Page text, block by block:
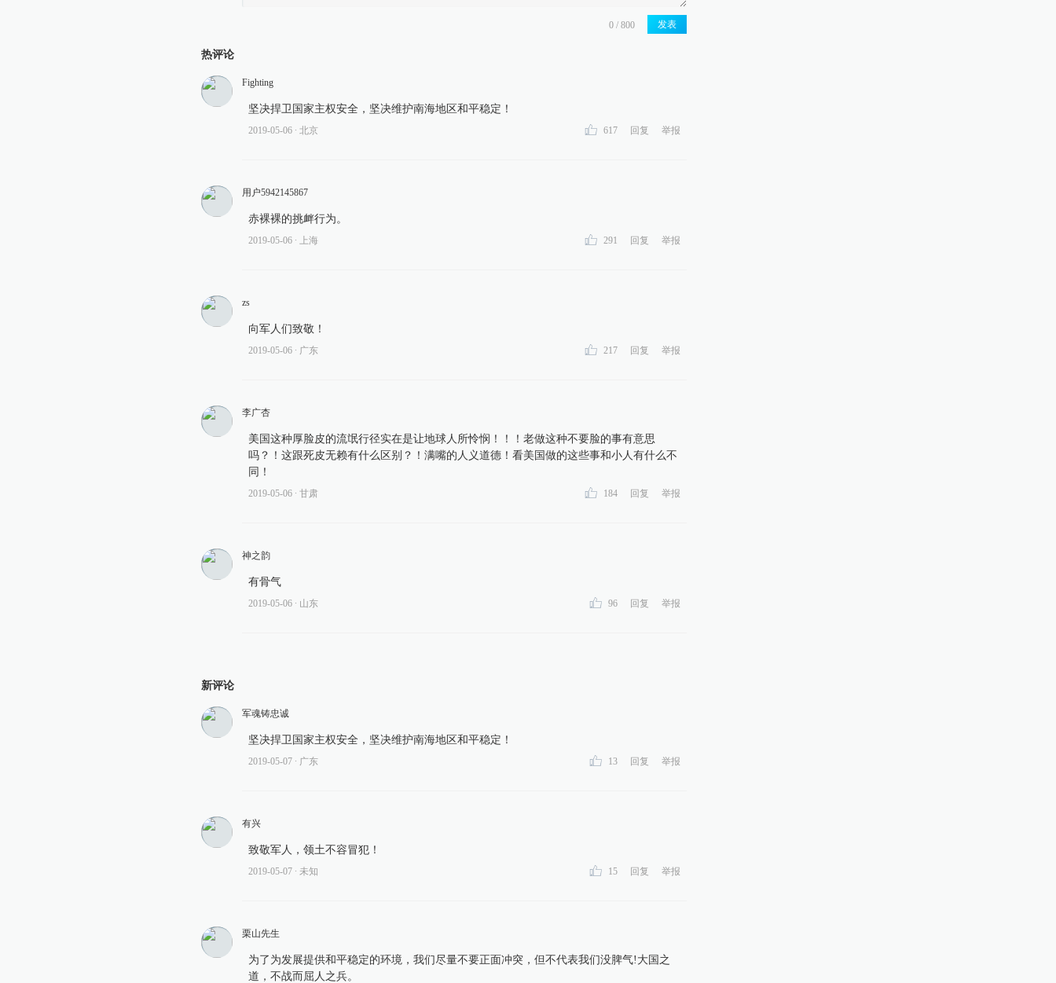
发表
热评论
Fighting
坚决捍卫国家主权安全，坚决维护南海地区和平稳定！
2019-05-06 ∙ 北京 617 回复 举报
用户5942145867
赤裸裸的挑衅行为。
2019-05-06 ∙ 上海 291 回复 举报
zs
向军人们致敬！
2019-05-06 ∙ 广东 217 回复 举报
李广杏
美国这种厚脸皮的流氓行径实在是让地球人所怜悯！！！老做这种不要脸的事有意思
吗？！这跟死皮无赖有什么区别？！满嘴的人义道德！看美国做的这些事和小人有什么不
同！
2019-05-06 ∙ 甘肃 184 回复 举报
神之韵
有骨气
2019-05-06 ∙ 山东 96 回复 举报
新评论
军魂铸忠诚
坚决捍卫国家主权安全，坚决维护南海地区和平稳定！
2019-05-07 ∙ 广东 13 回复 举报
有兴
致敬军人，领土不容冒犯！
2019-05-07 ∙ 未知 15 回复 举报
栗山先生
为了为发展提供和平稳定的环境，我们尽量不要正面冲突，但不代表我们没脾气!大国之
道，不战而屈人之兵。